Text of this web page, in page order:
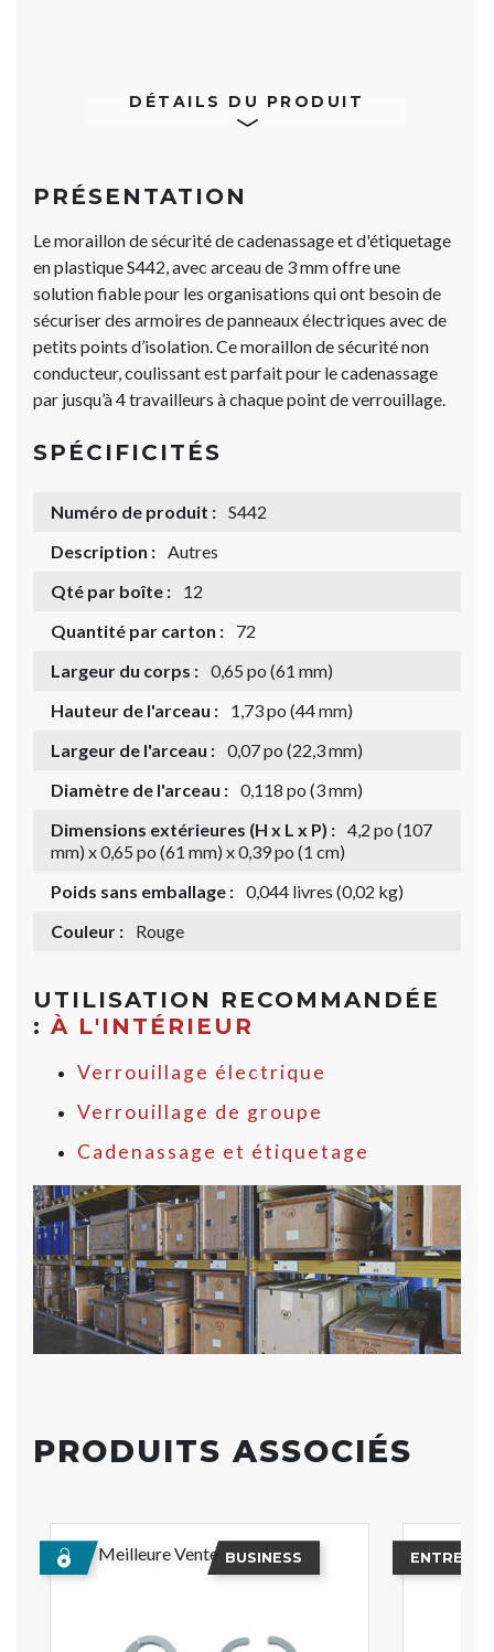
DÉTAILS DU PRODUIT
PRÉSENTATION
Le moraillon de sécurité de cadenassage et d'étiquetage
en plastique S442, avec arceau de 3 mm offre une
solution fiable pour les organisations qui ont besoin de
sécuriser des armoires de panneaux électriques avec de
petits points d’isolation. Ce moraillon de sécurité non
conducteur, coulissant est parfait pour le cadenassage
par jusqu’à 4 travailleurs à chaque point de verrouillage.
SPÉCIFICITÉS
Numéro de produit : S442
Description : Autres
Qté par boîte :
12
Quantité par carton :
72
Largeur du corps : 0,65 po (61 mm)
Hauteur de l'arceau :
1,73 po (44 mm)
Largeur de l'arceau : 0,07 po (22,3 mm)
Diamètre de l'arceau : 0,118 po (3 mm)
Dimensions extérieures (H x L x P) : 4,2 po (107
mm) x 0,65 po (61 mm) x 0,39 po (1 cm)
Poids sans emballage : 0,044 livres (0,02 kg)
Couleur :
Rouge
UTILISATION RECOMMANDÉE
: À L'INTÉRIEUR
Verrouillage électrique
Verrouillage de groupe
Cadenassage et étiquetage
PRODUITS ASSOCIÉS
Meilleure Vente BUSINESS